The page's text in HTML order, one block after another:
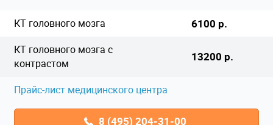
КТ головного мозга 6100 р.
КТ головного мозга с
контрастом
13200 р.
Прайс-лист медицинского центра
8 (495) 204-31-00